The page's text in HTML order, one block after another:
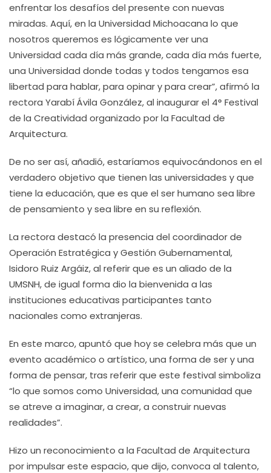
enfrentar los desafíos del presente con nuevas
miradas. Aquí, en la Universidad Michoacana lo que
nosotros queremos es lógicamente ver una
Universidad cada día más grande, cada día más fuerte,
una Universidad donde todas y todos tengamos esa
libertad para hablar, para opinar y para crear”, afirmó la
rectora Yarabí Ávila González, al inaugurar el 4° Festival
de la Creatividad organizado por la Facultad de
Arquitectura.
De no ser así, añadió, estaríamos equivocándonos en el
verdadero objetivo que tienen las universidades y que
tiene la educación, que es que el ser humano sea libre
de pensamiento y sea libre en su reflexión.
La rectora destacó la presencia del coordinador de
Operación Estratégica y Gestión Gubernamental,
Isidoro Ruiz Argáiz, al referir que es un aliado de la
UMSNH, de igual forma dio la bienvenida a las
instituciones educativas participantes tanto
nacionales como extranjeras.
En este marco, apuntó que hoy se celebra más que un
evento académico o artístico, una forma de ser y una
forma de pensar, tras referir que este festival simboliza
“lo que somos como Universidad, una comunidad que
se atreve a imaginar, a crear, a construir nuevas
realidades”.
Hizo un reconocimiento a la Facultad de Arquitectura
por impulsar este espacio, que dijo, convoca al talento,